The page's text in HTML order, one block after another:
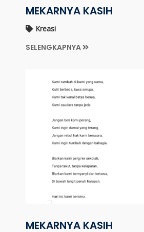
MEKARNYA KASIH
Kreasi
SELENGKAPNYA
MEKARNYA KASIH